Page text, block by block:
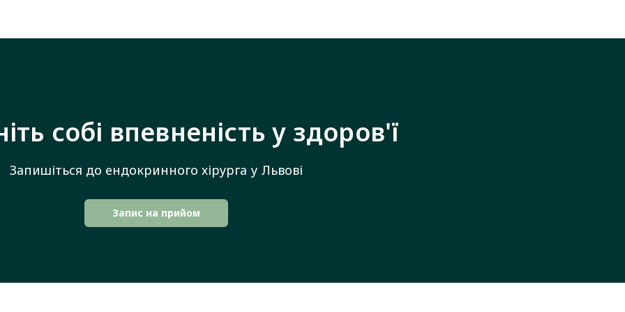
собі впевненість у здоров'ї
Запишіться до ендокринного хірурга у Львові
Запис на прийом